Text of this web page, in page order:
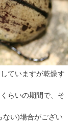
ていますが乾燥す
らいの期間で、そ
ない)場合がござい